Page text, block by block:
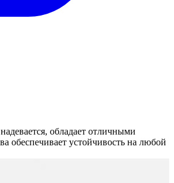
обладает отличными
обеспечивает устойчивость на любой